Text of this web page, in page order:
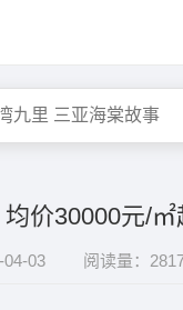
价30000元/
04-03 阅读量：